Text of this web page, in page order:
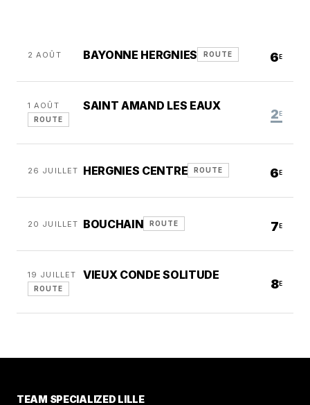
2 AOÛT BAYONNE HERGNIES ROUTE 6 E
1 AOÛT SAINT AMAND LES EAUX
ROUTE 2 E
26 JUILLET HERGNIES CENTRE ROUTE 6 E
20 JUILLET BOUCHAIN ROUTE 7 E
19 JUILLET VIEUX CONDE SOLITUDE
ROUTE 8E
TEAM SPECIALIZED LILLE